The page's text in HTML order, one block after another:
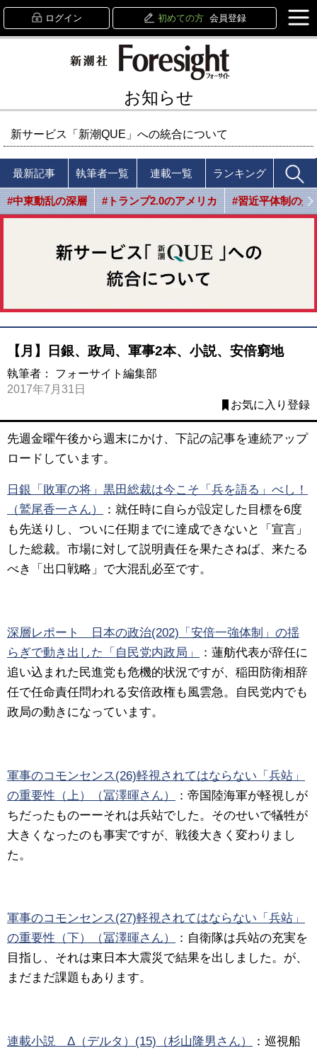
ログイン 初めての方 会員登録
お知らせ
新サービス「新潮QUE」への統合について
最新記事 執筆者一覧 連載一覧 ランキング
#中東動乱の深層 #トランプ2.0のアメリカ #習近平体制の光
【月】日銀、政局、軍事2本、小説、安倍窮地
執筆者： フォーサイト編集部
2017年7月31日
お気に入り登録
先週金曜午後から週末にかけ、下記の記事を連続アップ
ロードしています。
日銀「敗軍の将」黒田総裁は今こそ「兵を語る」べし！
（鷲尾香一さん）
： 就任時に自らが設定した目標を6度
も先送りし、ついに任期までに達成できないと「宣言」
した総裁。市場に対して説明責任を果たさねば、来たる
べき「出口戦略」で大混乱必至です。
深層レポート 日本の政治(202)「安倍一強体制」の揺
らぎで動き出した「自民党内政局」
： 蓮舫代表が辞任に
追い込まれた民進党も危機的状況ですが、稲田防衛相辞
任で任命責任問われる安倍政権も風雲急。自民党内でも
政局の動きになっています。
軍事のコモンセンス(26)軽視されてはならない「兵站」
の重要性（上）（冨澤暉さん）
： 帝国陸海軍が軽視しが
ちだったものーーそれは兵站でした。そのせいで犠牲が
大きくなったのも事実ですが、戦後大きく変わりまし
た。
軍事のコモンセンス(27)軽視されてはならない「兵站」
の重要性（下）（冨澤暉さん）
： 自衛隊は兵站の充実を
目指し、それは東日本大震災で結果を出しました。が、
まだまだ課題もあります。
連載小説 Δ（デルタ）(15)（杉山隆男さん） ： 巡視船